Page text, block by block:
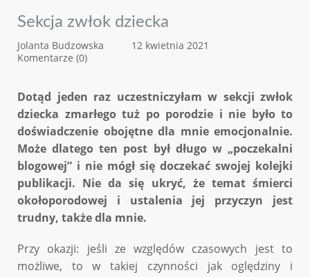
Sekcja zwłok dziecka
Jolanta Budzowska
12 kwietnia 2021
Komentarze (0)
Dotąd jeden raz uczestniczyłam w sekcji zwłok
dziecka zmarłego tuż po porodzie i nie było to
doświadczenie obojętne dla mnie emocjonalnie.
Może dlatego ten post był długo w „poczekalni
blogowej” i nie mógł się doczekać swojej kolejki
publikacji. Nie da się ukryć, że temat śmierci
okołoporodowej i ustalenia jej przyczyn jest
trudny, także dla mnie.
Przy okazji: jeśli ze względów czasowych jest to
możliwe, to w takiej czynności jak oględziny i